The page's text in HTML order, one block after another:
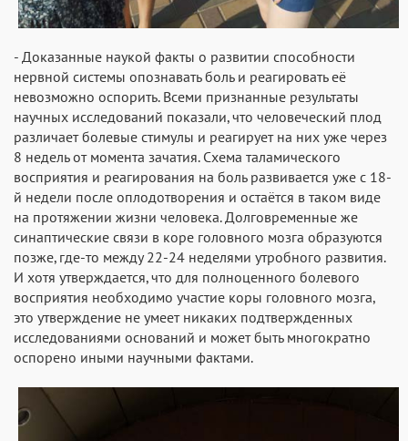
- Доказанные наукой факты о развитии способности
нервной системы опознавать боль и реагировать её
невозможно оспорить. Всеми признанные результаты
научных исследований показали, что человеческий плод
различает болевые стимулы и реагирует на них уже через
8 недель от момента зачатия. Схема таламического
восприятия и реагирования на боль развивается уже с 18-
й недели после оплодотворения и остаётся в таком виде
на протяжении жизни человека. Долговременные же
синаптические связи в коре головного мозга образуются
позже, где-то между 22-24 неделями утробного развития.
И хотя утверждается, что для полноценного болевого
восприятия необходимо участие коры головного мозга,
это утверждение не умеет никаких подтвержденных
исследованиями оснований и может быть многократно
оспорено иными научными фактами.